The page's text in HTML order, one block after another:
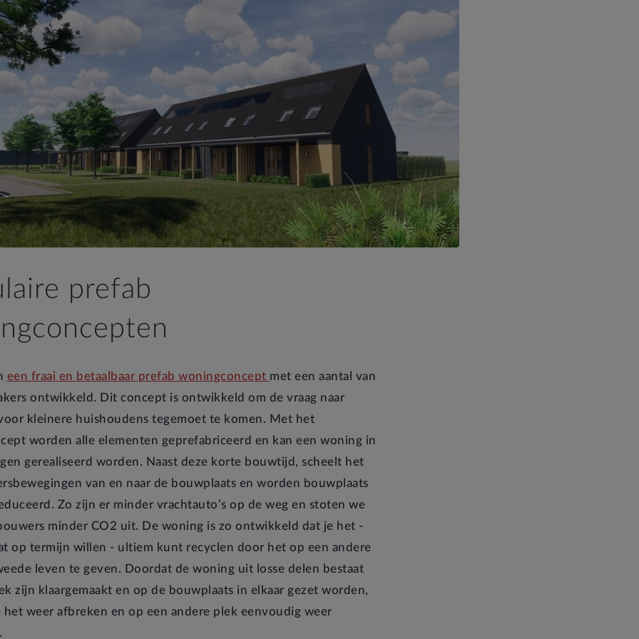
prefab
een fraai en betaalbaar prefab woningconcept met een aantal van
ontwikkeld. Dit concept is ontwikkeld om de vraag naar
kleinere huishoudens tegemoet te komen. Met het
worden alle elementen geprefabriceerd en kan een woning in
gerealiseerd worden. Naast deze korte bouwtijd, scheelt het
van en naar de bouwplaats en worden bouwplaats
Zo zijn er minder vrachtauto’s op de weg en stoten we
minder CO2 uit. De woning is zo ontwikkeld dat je het -
op termijn willen - ultiem kunt recyclen door het op een andere
leven te geven. Doordat de woning uit losse delen bestaat
zijn klaargemaakt en op de bouwplaats in elkaar gezet worden,
het weer afbreken en op een andere plek eenvoudig weer